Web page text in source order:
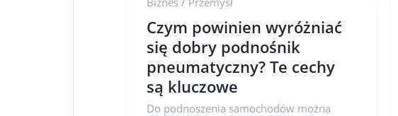
Czym powinien wyróżniać
się dobry podnośnik
pneumatyczny? Te cechy
są kluczowe
Do podnoszenia samochodów można